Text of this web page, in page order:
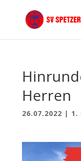
Herren
26.07.2022 | 1.